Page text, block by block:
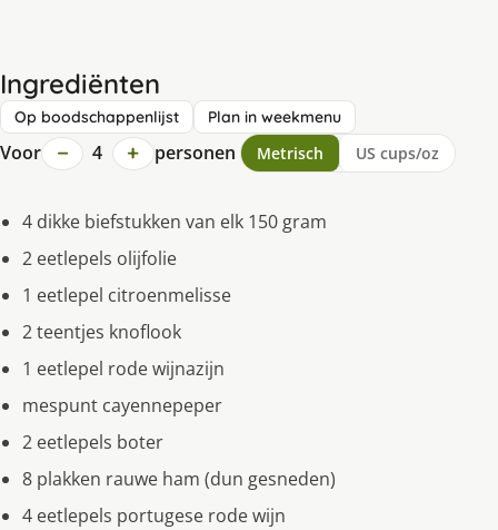
Ingrediënten
Op boodschappenlijst Plan in weekmenu
Voor − 4 + personen Metrisch US cups/oz
4 dikke biefstukken van elk 150 gram
2 eetlepels olijfolie
1 eetlepel citroenmelisse
2 teentjes knoflook
1 eetlepel rode wijnazijn
mespunt cayennepeper
2 eetlepels boter
8 plakken rauwe ham (dun gesneden)
4 eetlepels portugese rode wijn